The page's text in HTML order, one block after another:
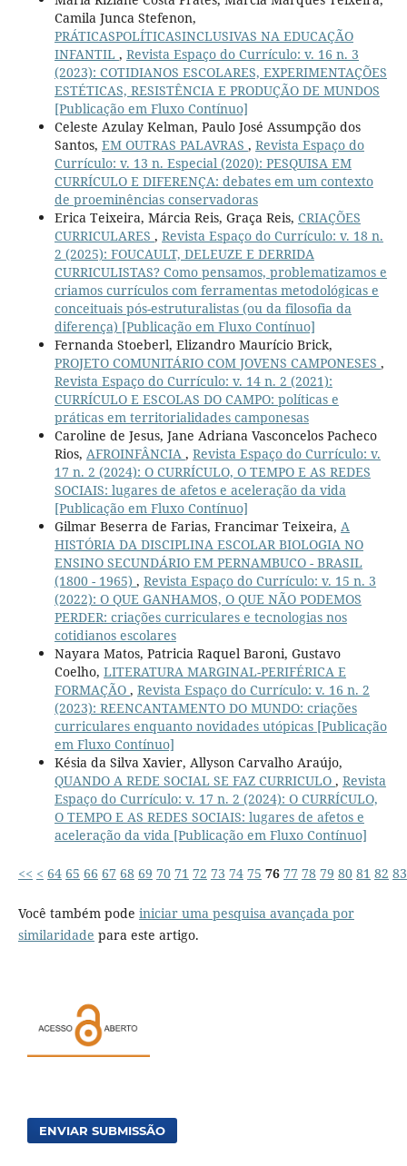
Camila Junca Stefenon,
PRÁTICASPOLÍTICASINCLUSIVAS NA EDUCAÇÃO
INFANTIL , Revista Espaço do Currículo: v. 16 n. 3
(2023): COTIDIANOS ESCOLARES, EXPERIMENTAÇÕES
ESTÉTICAS, RESISTÊNCIA E PRODUÇÃO DE MUNDOS
[Publicação em Fluxo Contínuo]
Celeste Azulay Kelman, Paulo José Assumpção dos
Santos, EM OUTRAS PALAVRAS , Revista Espaço do
Currículo: v. 13 n. Especial (2020): PESQUISA EM
CURRÍCULO E DIFERENÇA: debates em um contexto
de proeminências conservadoras
Erica Teixeira, Márcia Reis, Graça Reis, CRIAÇÕES
CURRICULARES , Revista Espaço do Currículo: v. 18 n.
2 (2025): FOUCAULT, DELEUZE E DERRIDA
CURRICULISTAS? Como pensamos, problematizamos e
criamos currículos com ferramentas metodológicas e
conceituais pós-estruturalistas (ou da filosofia da
diferença) [Publicação em Fluxo Contínuo]
Fernanda Stoeberl, Elizandro Maurício Brick,
PROJETO COMUNITÁRIO COM JOVENS CAMPONESES ,
Revista Espaço do Currículo: v. 14 n. 2 (2021):
CURRÍCULO E ESCOLAS DO CAMPO: políticas e
práticas em territorialidades camponesas
Caroline de Jesus, Jane Adriana Vasconcelos Pacheco
Rios, AFROINFÂNCIA , Revista Espaço do Currículo: v.
17 n. 2 (2024): O CURRÍCULO, O TEMPO E AS REDES
SOCIAIS: lugares de afetos e aceleração da vida
[Publicação em Fluxo Contínuo]
Gilmar Beserra de Farias, Francimar Teixeira, A
HISTÓRIA DA DISCIPLINA ESCOLAR BIOLOGIA NO
ENSINO SECUNDÁRIO EM PERNAMBUCO - BRASIL
(1800 - 1965) , Revista Espaço do Currículo: v. 15 n. 3
(2022): O QUE GANHAMOS, O QUE NÃO PODEMOS
PERDER: criações curriculares e tecnologias nos
cotidianos escolares
Nayara Matos, Patricia Raquel Baroni, Gustavo
Coelho, LITERATURA MARGINAL-PERIFÉRICA E
FORMAÇÃO , Revista Espaço do Currículo: v. 16 n. 2
(2023): REENCANTAMENTO DO MUNDO: criações
curriculares enquanto novidades utópicas [Publicação
em Fluxo Contínuo]
Késia da Silva Xavier, Allyson Carvalho Araújo,
QUANDO A REDE SOCIAL SE FAZ CURRICULO , Revista
Espaço do Currículo: v. 17 n. 2 (2024): O CURRÍCULO,
O TEMPO E AS REDES SOCIAIS: lugares de afetos e
aceleração da vida [Publicação em Fluxo Contínuo]
<< < 64 65 66 67 68 69 70 71 72 73 74 75 76 77 78 79 80 81 82 83
Você também pode iniciar uma pesquisa avançada por
similaridade para este artigo.
ENVIAR SUBMISSÃO